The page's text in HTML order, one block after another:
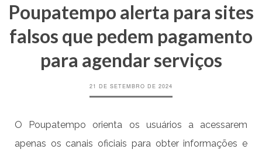
Poupatempo alerta para sites
falsos que pedem pagamento
para agendar serviços
21 DE SETEMBRO DE 2024
O Poupatempo orienta os usuários a acessarem
apenas os canais oficiais para obter informações e